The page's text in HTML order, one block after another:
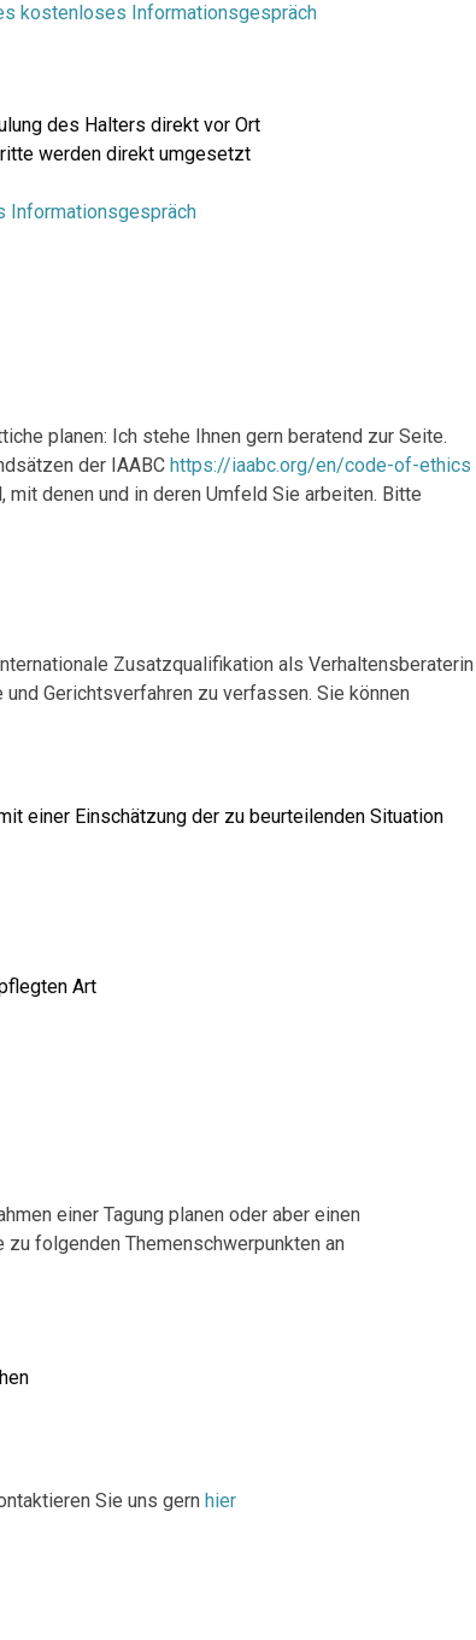
kostenloses Informationsgespräch
des Halters direkt vor Ort
werden direkt umgesetzt
Informationsgespräch
planen: Ich stehe Ihnen gern beratend zur Seite.
der IAABC https://iaabc.org/en/code-of-ethics
denen und in deren Umfeld Sie arbeiten. Bitte
Zusatzqualifikation als Verhaltensberaterin
Gerichtsverfahren zu verfassen. Sie können
einer Einschätzung der zu beurteilenden Situation
Art
einer Tagung planen oder aber einen
folgenden Themenschwerpunkten an
Sie uns gern hier